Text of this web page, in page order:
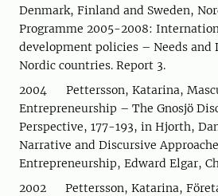
Denmark, Finland and Sweden,
Programme 2005-2008:
development policies – Needs and
Nordic countries. Report 3.
2004 Pettersson, Katarina,
Entrepreneurship – The Gnosjö
Perspective, 177-193, in Hjorth,
Narrative and Discursive
Entrepreneurship, Edward Elgar,
2002 Pettersson, Katarina,